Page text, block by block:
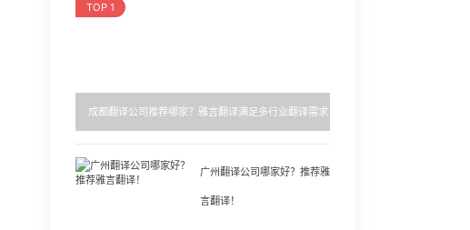
TOP 1
成都翻译公司推荐哪家？雅言翻译满足多行业翻译需求
广州翻译公司哪家好？推荐雅
言翻译！